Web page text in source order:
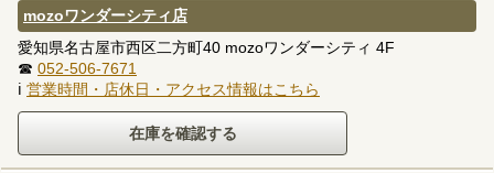
mozoワンダーシティ店
愛知県名古屋市西区二方町40 mozoワンダーシティ 4F
☎ 052-506-7671
ℹ 営業時間・店休日・アクセス情報はこちら